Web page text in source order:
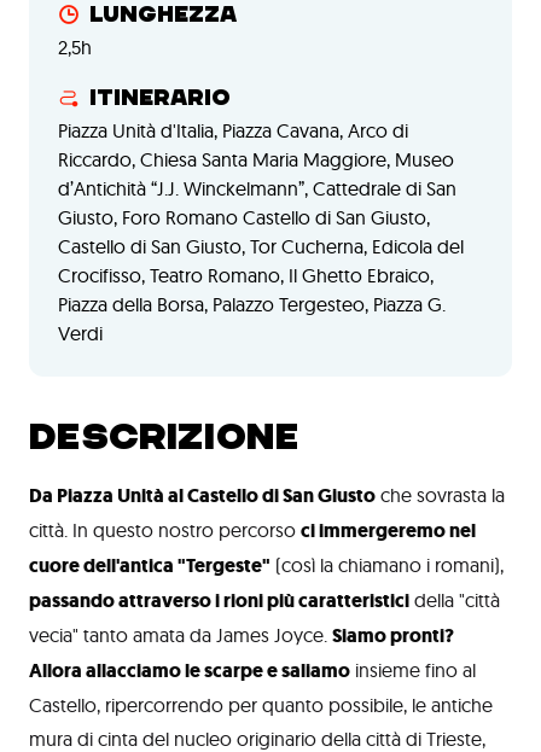
Lunghezza
2,5h
Itinerario
Piazza Unità d'Italia, Piazza Cavana, Arco di
Riccardo, Chiesa Santa Maria Maggiore, Museo
d’Antichità “J.J. Winckelmann”, Cattedrale di San
Giusto, Foro Romano Castello di San Giusto,
Castello di San Giusto, Tor Cucherna, Edicola del
Crocifisso, Teatro Romano, Il Ghetto Ebraico,
Piazza della Borsa, Palazzo Tergesteo, Piazza G.
Verdi
DESCRIZIONE
Da Piazza Unità al Castello di San Giusto che sovrasta la
città. In questo nostro percorso ci immergeremo nel
cuore dell'antica "Tergeste" (così la chiamano i romani),
passando attraverso i rioni più caratteristici della "città
vecia" tanto amata da James Joyce. Siamo pronti?
Allora allacciamo le scarpe e saliamo insieme fino al
Castello, ripercorrendo per quanto possibile, le antiche
mura di cinta del nucleo originario della città di Trieste,